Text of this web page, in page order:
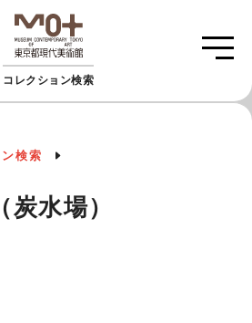
コレクション検索
検索
水場）